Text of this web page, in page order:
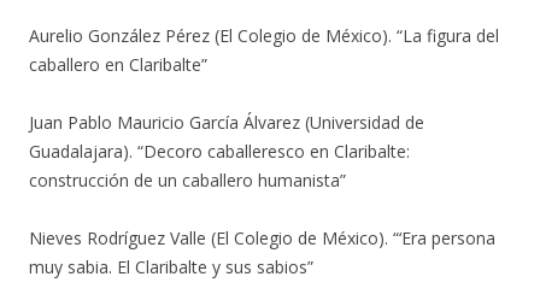
Aurelio González Pérez (El Colegio de México). “La figura del
caballero en Claribalte”
Juan Pablo Mauricio García Álvarez (Universidad de
Guadalajara). “Decoro caballeresco en Claribalte:
construcción de un caballero humanista”
Nieves Rodríguez Valle (El Colegio de México). “‘Era persona
muy sabia. El Claribalte y sus sabios”